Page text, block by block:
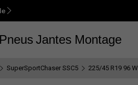
Pneus Jantes Montage
SuperSportChaser SSC5 225/45 R19 96 W